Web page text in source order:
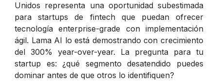
Unidos representa una oportunidad subestimada
para startups de fintech que puedan ofrecer
tecnología enterprise-grade con implementación
ágil. Lama AI lo está demostrando con crecimiento
del 300% year-over-year. La pregunta para tu
startup es: ¿qué segmento desatendido puedes
dominar antes de que otros lo identifiquen?